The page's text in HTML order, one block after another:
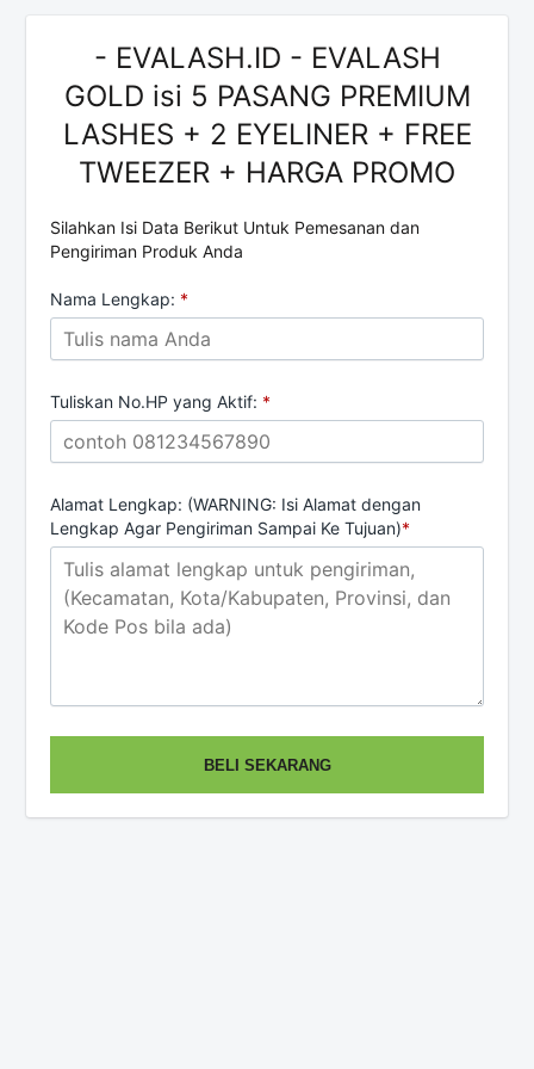
- EVALASH.ID - EVALASH
GOLD isi 5 PASANG PREMIUM
LASHES + 2 EYELINER + FREE
TWEEZER + HARGA PROMO
Silahkan Isi Data Berikut Untuk Pemesanan dan
Pengiriman Produk Anda
Nama Lengkap: *
Tuliskan No.HP yang Aktif: *
Alamat Lengkap: (WARNING: Isi Alamat dengan
Lengkap Agar Pengiriman Sampai Ke Tujuan)*